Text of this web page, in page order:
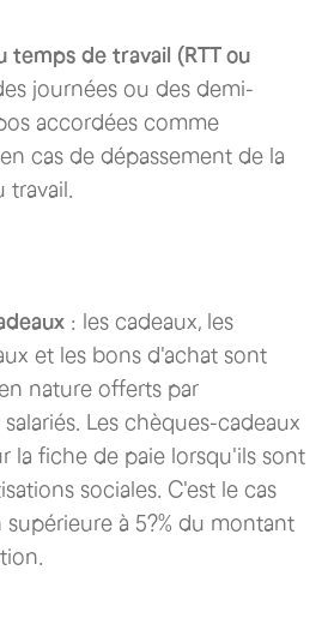
temps de travail (RTT ou
journées ou des demi-
accordées comme
cas de dépassement de la
travail.
: les cadeaux, les
et les bons d'achat sont
nature offerts par
Les chèques-cadeaux
la fiche de paie lorsqu'ils sont
sociales. C'est le cas
à 5?% du montant